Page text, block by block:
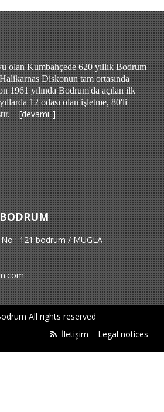
olan Kumbahçede 620 yıllık Bodrum
Diskonun tam ortasında
1961 yılında Bodrum'da açılan ilk
12 odası olan işletme, 80'li
[devamı..]
: 121 bodrum / MUGLA
All rights reserved
İletişim
Legal notices